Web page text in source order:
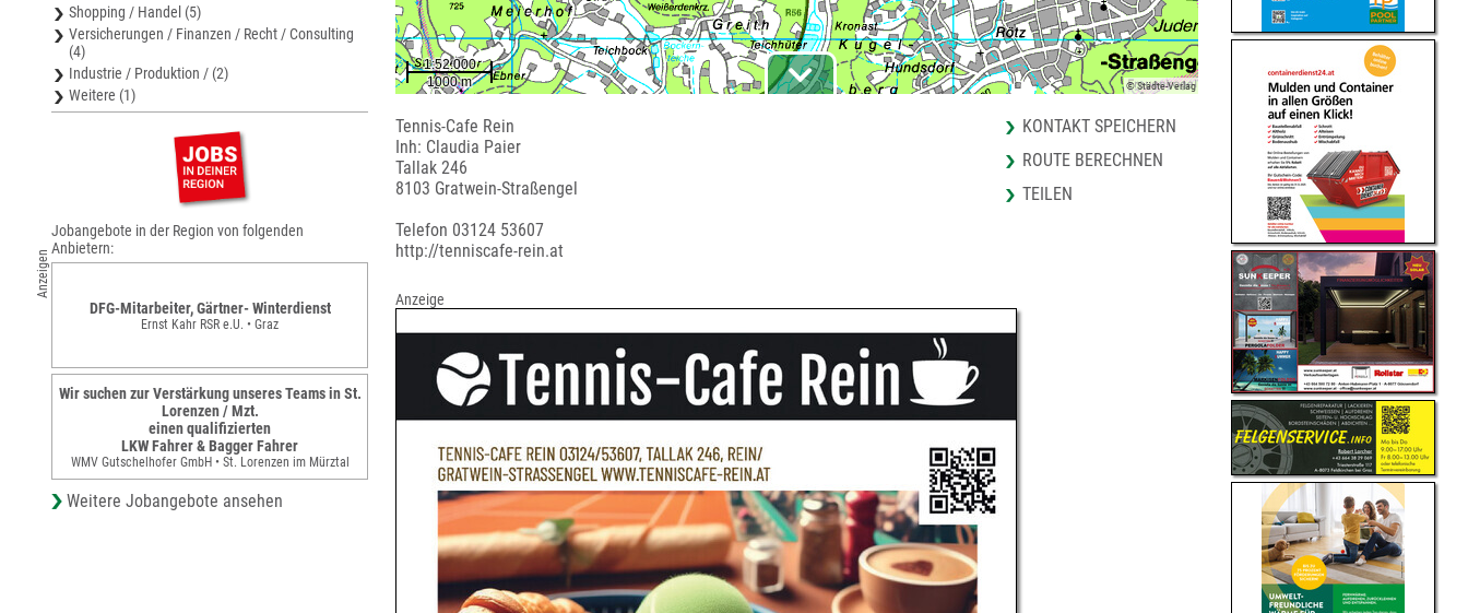
© Städte-Verlag
Tennis-Cafe Rein
Inh: Claudia Paier
Tallak 246
8103 Gratwein-Straßengel
Telefon 03124 53607
http://tenniscafe-rein.at
KONTAKT SPEICHERN
ROUTE BERECHNEN
TEILEN
Anzeige
Shopping / Handel (5)
Versicherungen / Finanzen / Recht / Consulting
(4)
Industrie / Produktion / (2)
Weitere (1)
Anzeigen
Jobangebote in der Region von folgenden
Anbietern:
DFG-Mitarbeiter, Gärtner- Winterdienst
Ernst Kahr RSR e.U. • Graz
Wir suchen zur Verstärkung unseres Teams in St.
Lorenzen / Mzt.
einen qualifizierten
LKW Fahrer & Bagger Fahrer
WMV Gutschelhofer GmbH • St. Lorenzen im Mürztal
Weitere Jobangebote ansehen